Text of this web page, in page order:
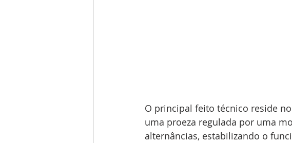
O principal feito técnico reside
uma proeza regulada por uma
alternâncias, estabilizando o